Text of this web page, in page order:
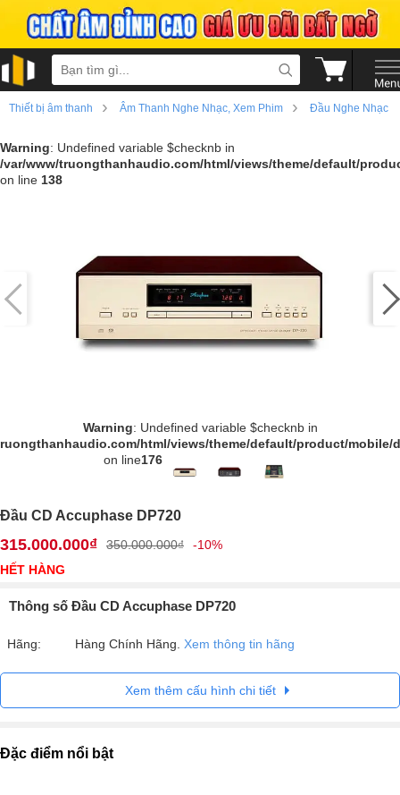
Thiết bị âm thanh › Âm Thanh Nghe Nhạc, Xem Phim › Đầu Nghe Nhạc
Warning: Undefined variable $checknb in
/var/www/truongthanhaudio.com/html/views/theme/default/
on line 138
›
Warning: Undefined variable $checknb in
html/views/theme/default/product/mobile/
on line176
Đầu CD Accuphase DP720
315.000.000₫ 350.000.000₫
-10%
HẾT HÀNG
Thông số Đầu CD Accuphase DP720
Hãng: Hàng Chính Hãng. Xem thông tin hãng
Xem thêm cấu hình chi tiết
Đặc điểm nổi bật